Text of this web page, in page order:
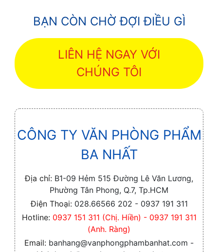
BẠN CÒN CHỜ ĐỢI ĐIỀU GÌ
LIÊN HỆ NGAY VỚI
CHÚNG TÔI
CÔNG TY VĂN PHÒNG PHẨM
BA NHẤT
Địa chỉ: B1-09 Hẻm 515 Đường Lê Văn Lương,
Phường Tân Phong, Q.7, Tp.HCM
Điện Thoại: 028.66566 202 - 0937 191 311
Hotline: 0937 151 311 (Chị. Hiền) - 0937 191 311
(Anh. Ràng)
Email: banhang@vanphongphambanhat.com -